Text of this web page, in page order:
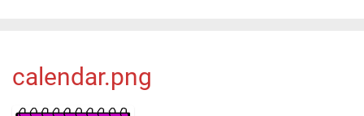
calendar.png